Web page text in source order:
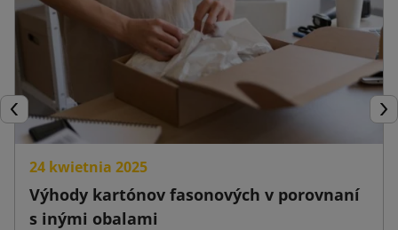
Späť
24 kwietnia 2025
Výhody kartónov fasonových v porovnaní
s inými obalami